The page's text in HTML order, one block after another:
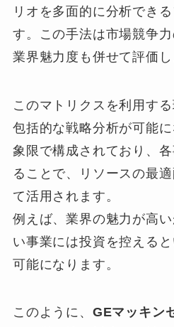
リオを多面的に分析でき
す。この手法は市場競争力
業界魅力度も併せて評価し
このマトリクスを利用す
包括的な戦略分析が可能
象限で構成されており、
ることで、リソースの最
て活用されます。
例えば、業界の魅力が高
い事業には投資を控える
可能になります。
このように、 GEマッキン